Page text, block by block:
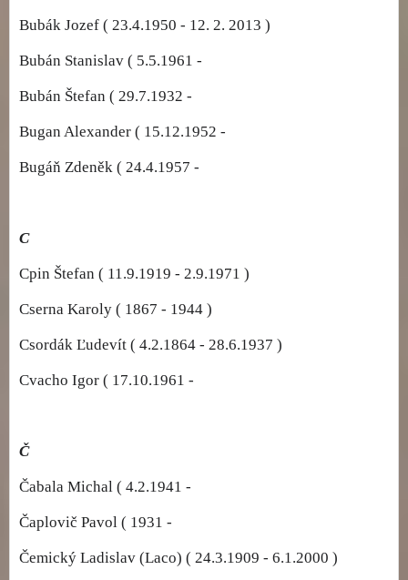
Bubák Jozef ( 23.4.1950 - 12. 2. 2013 )
Bubán Stanislav ( 5.5.1961 -
Bubán Štefan ( 29.7.1932 -
Bugan Alexander ( 15.12.1952 -
Bugáň Zdeněk ( 24.4.1957 -
C
Cpin Štefan ( 11.9.1919 - 2.9.1971 )
Cserna Karoly ( 1867 - 1944 )
Csordák Ľudevít ( 4.2.1864 - 28.6.1937 )
Cvacho Igor ( 17.10.1961 -
Č
Čabala Michal ( 4.2.1941 -
Čaplovič Pavol ( 1931 -
Čemický Ladislav (Laco) ( 24.3.1909 - 6.1.2000 )